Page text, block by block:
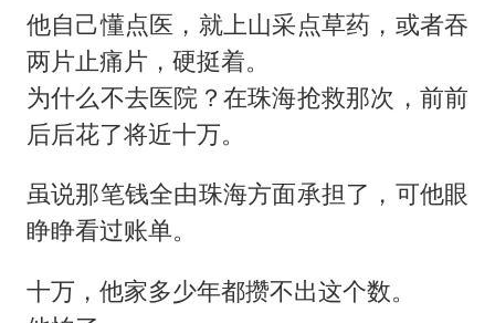
他自己懂点医，就上山采点草药，或者吞
两片止痛片，硬挺着。
为什么不去医院？在珠海抢救那次，前前
后后花了将近十万。
虽说那笔钱全由珠海方面承担了，可他眼
睁睁看过账单。
十万，他家多少年都攒不出这个数。